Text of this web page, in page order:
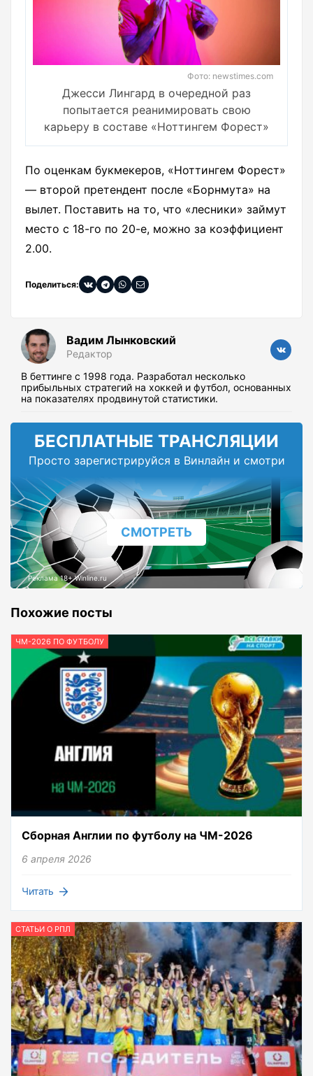
Фото: newstimes.com
Джесси Лингард в очередной раз
попытается реанимировать свою
карьеру в составе «Ноттингем Форест»
По оценкам букмекеров, «Ноттингем Форест»
— второй претендент после «Борнмута» на
вылет. Поставить на то, что «лесники» займут
место с 18-го по 20-е, можно за коэффициент
2.00.
Поделиться:
Вадим Лынковский
Редактор
В беттинге с 1998 года. Разработал несколько
прибыльных стратегий на хоккей и футбол, основанных
на показателях продвинутой статистики.
БЕСПЛАТНЫЕ ТРАНСЛЯЦИИ
Просто зарегистрируйся в Винлайн и смотри
СМОТРЕТЬ
Реклама 18+ Winline.ru
Похожие посты
ЧМ-2026 ПО ФУТБОЛУ
Сборная Англии по футболу на ЧМ-2026
6 апреля 2026
Читать
СТАТЬИ О РПЛ